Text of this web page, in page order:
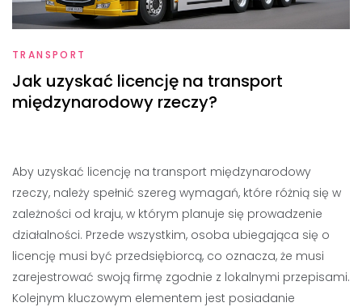
TRANSPORT
Jak uzyskać licencję na transport
międzynarodowy rzeczy?
Aby uzyskać licencję na transport międzynarodowy
rzeczy, należy spełnić szereg wymagań, które różnią się w
zależności od kraju, w którym planuje się prowadzenie
działalności. Przede wszystkim, osoba ubiegająca się o
licencję musi być przedsiębiorcą, co oznacza, że musi
zarejestrować swoją firmę zgodnie z lokalnymi przepisami.
Kolejnym kluczowym elementem jest posiadanie